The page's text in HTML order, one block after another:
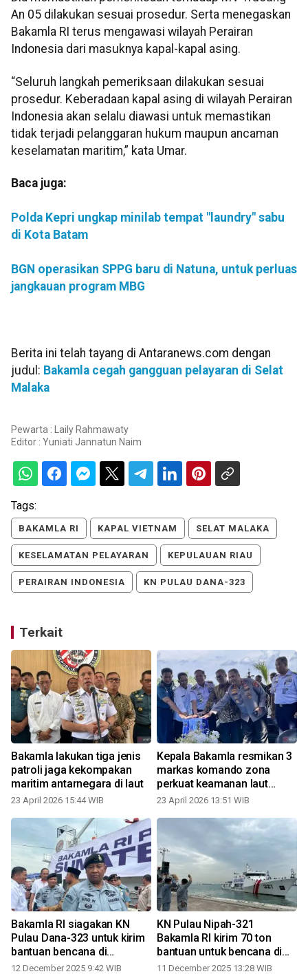
An 05 dilakukan sesuai prosedur. Serta menegaskan
Bakamla RI terus mengawasi wilayah Perairan
Indonesia dari masuknya kapal-kapal asing.
“Seluruh langkah pemeriksaan dilakukan sesuai
prosedur. Keberadaan kapal asing di wilayah Perairan
Indonesia akan selalu diawasi untuk memastikan
tidak terjadi pelanggaran hukum maupun ancaman
keselamatan maritim,” kata Umar.
Baca juga:
Polda Kepri ungkap minilab tempat "laundry" sabu
di Kota Batam
BGN operasikan SPPG baru di Natuna, untuk perluas
jangkauan program MBG
Berita ini telah tayang di Antaranews.com dengan
judul: Bakamla cegah gangguan pelayaran di Selat
Malaka
Pewarta : Laily Rahmawaty
Editor : Yuniati Jannatun Naim
Tags:
BAKAMLA RI KAPAL VIETNAM SELAT MALAKA
KESELAMATAN PELAYARAN KEPULAUAN RIAU
PERAIRAN INDONESIA KN PULAU DANA-323
Terkait
Bakamla lakukan tiga jenis
patroli jaga kekompakan
maritim antarnegara di laut
23 April 2026 15:44 WIB
Kepala Bakamla resmikan 3
markas komando zona
perkuat keamanan laut
nasional
23 April 2026 13:51 WIB
Bakamla RI siagakan KN
Pulau Dana-323 untuk kirim
bantuan bencana di
Sumatera
12 December 2025 9:42 WIB
KN Pulau Nipah-321
Bakamla RI kirim 70 ton
bantuan untuk bencana di
Sumatera
11 December 2025 13:28 WIB